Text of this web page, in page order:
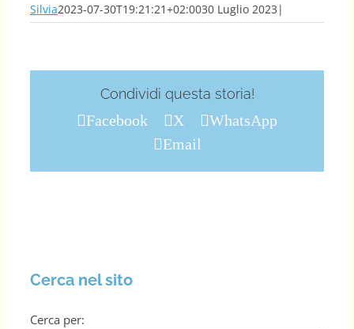
Silvia2023-07-30T19:21:21+02:0030 Luglio 2023 |
Condividi questa storia!
Facebook X
WhatsApp
Email
Cerca nel sito
Cerca per: